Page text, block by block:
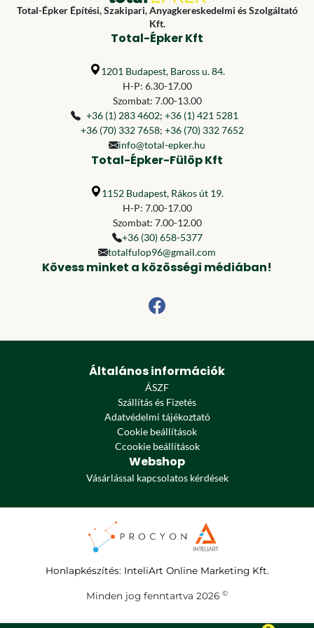
Total-Épker Építési, Szakipari, Anyagkereskedelmi és Szolgáltató
Kft.
Total-Épker Kft
1201 Budapest, Baross u. 84.
H-P: 6.30-17.00
Szombat: 7.00-13.00
+36 (1) 283 4602; +36 (1) 421 5281
+36 (70) 332 7658; +36 (70) 332 7652
info@total-epker.hu
Total-Épker-Fülöp Kft
1152 Budapest, Rákos út 19.
H-P: 7.00-17.00
Szombat: 7.00-12.00
+36 (30) 658-5377
totalfulop96@gmail.com
Kövess minket a közösségi médiában!
Általános információk
ÁSZF
Szállítás és Fizetés
Adatvédelmi tájékoztató
Cookie beállítások
Ccookie beállítások
Webshop
Vásárlással kapcsolatos kérdések
Honlapkészítés: InteliArt Online Marketing Kft.
Minden jog fenntartva 2026 ©